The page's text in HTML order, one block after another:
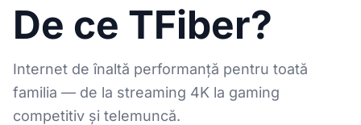
De ce TFiber?
Internet de înaltă performanță pentru toată
familia — de la streaming 4K la gaming
competitiv și telemuncă.